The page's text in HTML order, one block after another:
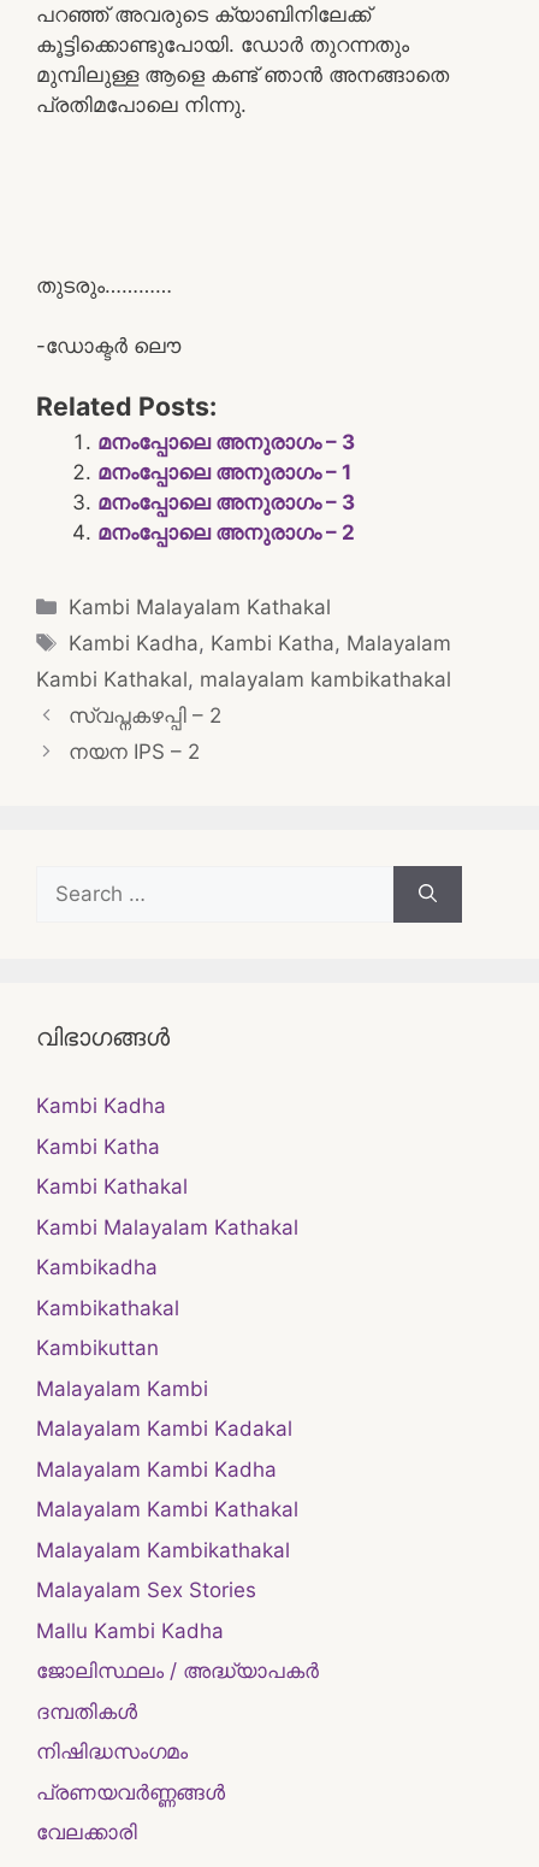
പറഞ്ഞ് അവരുടെ ക്യാബിനിലേക്ക്
കൂട്ടിക്കൊണ്ടുപോയി. ഡോർ തുറന്നതും
മുമ്പിലുള്ള ആളെ കണ്ട് ഞാൻ അനങ്ങാതെ
പ്രതിമപോലെ നിന്നു.
തുടരും…………
-ഡോക്ടർ ലൌ
Related Posts:
മനംപ്പോലെ അനുരാഗം – 3
മനംപ്പോലെ അനുരാഗം – 1
മനംപ്പോലെ അനുരാഗം – 3
മനംപ്പോലെ അനുരാഗം – 2
Categories
Kambi Malayalam Kathakal
Tags
Kambi Kadha, Kambi Katha, Malayalam
Kambi Kathakal, malayalam kambikathakal
Post
navigation
സ്വപ്നകഴപ്പി – 2
നയന IPS – 2
Search
for:
വിഭാഗങ്ങൾ
Kambi Kadha
Kambi Katha
Kambi Kathakal
Kambi Malayalam Kathakal
Kambikadha
Kambikathakal
Kambikuttan
Malayalam Kambi
Malayalam Kambi Kadakal
Malayalam Kambi Kadha
Malayalam Kambi Kathakal
Malayalam Kambikathakal
Malayalam Sex Stories
Mallu Kambi Kadha
ജോലിസ്ഥലം / അദ്ധ്യാപകർ
ദമ്പതികള്‍
നിഷിദ്ധസംഗമം
പ്രണയവർണ്ണങ്ങൾ
വേലക്കാരി